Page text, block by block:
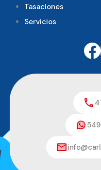
Tasaciones
Servicios